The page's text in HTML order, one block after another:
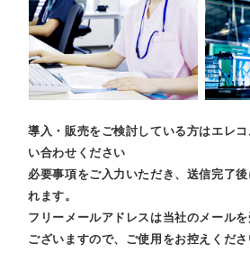
導入・販売をご検討している方はエレ
い合わせください
必要事項をご入力いただき、送信完了
れます。
フリーメールアドレスは当社のメール
ございますので、ご使用をお控えくだ